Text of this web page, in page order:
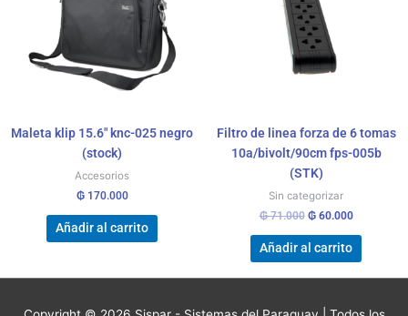
Maleta klip 15.6″ knc-025 negro
(stock)
Accesorios
₲170.000
Añadir al carrito
Filtro de linea forza de 6 tomas
10a/bivolt/90cm fps-005b
(STK)
Sin categorizar
₲71.000 ₲60.000
Añadir al carrito